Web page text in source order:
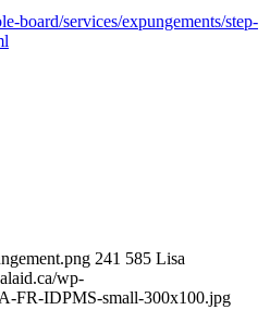
board/services/expungements/step-
241 585 Lisa
wp-
FR-IDPMS-small-300x100.jpg